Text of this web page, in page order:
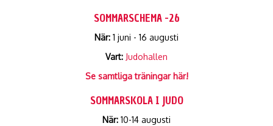
SOMMARSCHEMA -26
När: 1 juni - 16 augusti
Vart: Judohallen
Se samtliga träningar här!
SOMMARSKOLA I JUDO
När: 10-14 augusti